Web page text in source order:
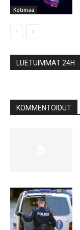
Kotimaa
LUETUIMMAT 24H
KOMMENTOIDUT